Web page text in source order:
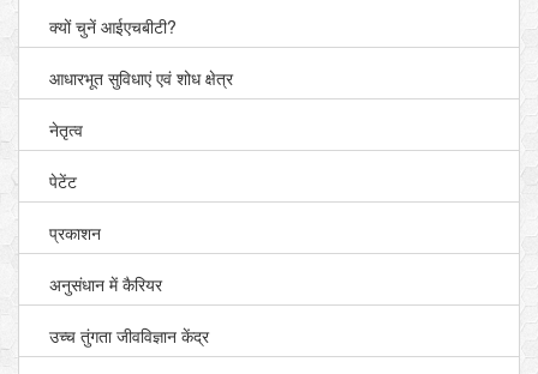
क्यों चुनें आईएचबीटी?
आधारभूत सुविधाएं एवं शोध क्षेत्र
नेतृत्व
पेटेंट
प्रकाशन
अनुसंधान में कैरियर
उच्च तुंगता जीवविज्ञान केंद्र